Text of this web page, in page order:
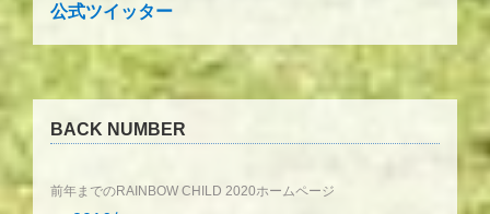
公式ツイッター
BACK NUMBER
前年までのRAINBOW CHILD 2020ホームページ